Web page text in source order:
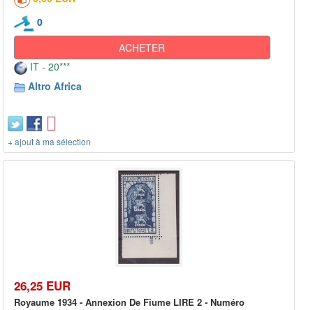
0
ACHETER
IT - 20***
Altro Africa
+ ajout à ma sélection
26,25 EUR
Royaume 1934 - Annexion De Fiume LIRE 2 - Numéro